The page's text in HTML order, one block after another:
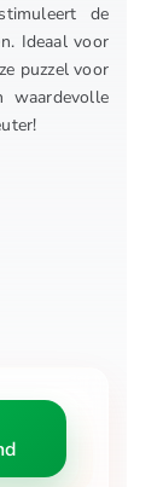
de
Ideaal voor
puzzel voor
waardevolle